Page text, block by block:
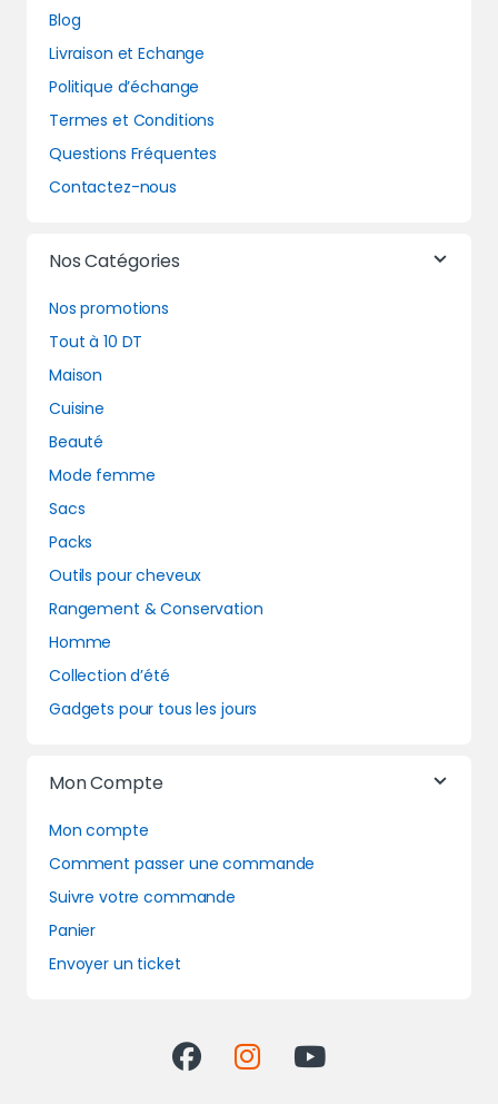
Blog
Livraison et Echange
Politique d’échange
Termes et Conditions
Questions Fréquentes
Contactez-nous
Nos Catégories
Nos promotions
Tout à 10 DT
Maison
Cuisine
Beauté
Mode femme
Sacs
Packs
Outils pour cheveux
Rangement & Conservation
Homme
Collection d’été
Gadgets pour tous les jours
Mon Compte
Mon compte
Comment passer une commande
Suivre votre commande
Panier
Envoyer un ticket